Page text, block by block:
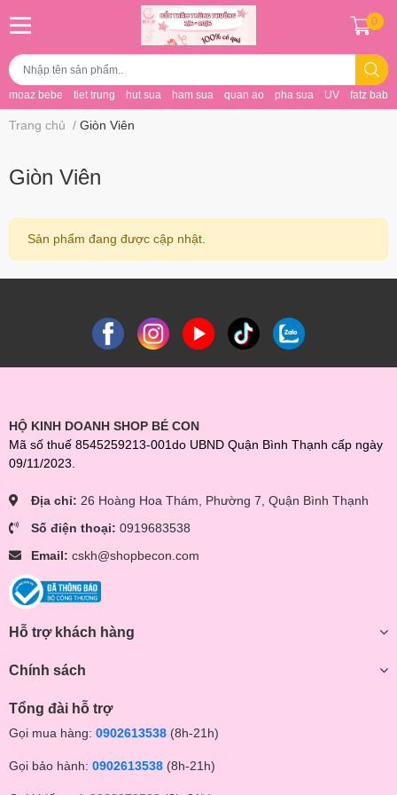
moaz bebe tiet trung hut sua ham sua quan ao pha sua UV fatz baby
0
Trang chủ / Giòn Viên
Giòn Viên
Sản phẩm đang được cập nhật.
HỘ KINH DOANH SHOP BÉ CON
Mã số thuế 8545259213-001do UBND Quận Bình Thạnh cấp ngày
09/11/2023.
Địa chỉ: 26 Hoàng Hoa Thám, Phường 7, Quận Bình Thạnh
Số điện thoại: 0919683538
Email: cskh@shopbecon.com
Hỗ trợ khách hàng
Chính sách
Tổng đài hỗ trợ
Gọi mua hàng: 0902613538 (8h-21h)
Gọi bảo hành: 0902613538 (8h-21h)